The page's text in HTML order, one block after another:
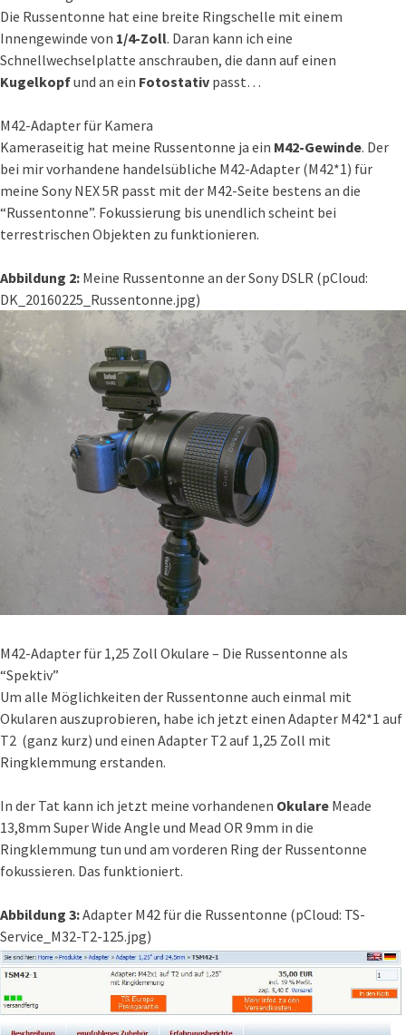
Die Russentonne hat eine breite Ringschelle mit einem
Innengewinde von 1/4-Zoll. Daran kann ich eine
Schnellwechselplatte anschrauben, die dann auf einen
Kugelkopfund an ein Fotostativ passt…
M42-Adapter für Kamera
Kameraseitig hat meine Russentonne ja ein M42-Gewinde. Der
bei mir vorhandene handelsübliche M42-Adapter (M42*1) für
meine Sony NEX 5R passt mit der M42-Seite bestens an die
“Russentonne”. Fokussierung bis unendlich scheint bei
terrestrischen Objekten zu funktionieren.
Abbildung 2: Meine Russentonne an der Sony DSLR (pCloud:
DK_20160225_Russentonne.jpg)
M42-Adapter für 1,25 Zoll Okulare – Die Russentonne als
“Spektiv”
Um alle Möglichkeiten der Russentonne auch einmal mit
Okularen auszuprobieren, habe ich jetzt einen Adapter M42*1 auf
T2 (ganz kurz) und einen Adapter T2 auf 1,25 Zoll mit
Ringklemmung erstanden.
In der Tat kann ich jetzt meine vorhandenen Okulare Meade
13,8mm Super Wide Angle und Mead OR 9mm in die
Ringklemmung tun und am vorderen Ring der Russentonne
fokussieren. Das funktioniert.
Abbildung 3:Adapter M42 für die Russentonne (pCloud: TS-
Service_M32-T2-125.jpg)